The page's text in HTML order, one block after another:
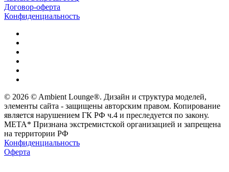
Договор-оферта
Конфиденциальность
© 2026 © Ambient Lounge®. Дизайн и структура моделей,
элементы сайта - защищены авторским правом. Копирование
является нарушением ГК РФ ч.4 и преследуется по закону.
МЕТА* Признана экстремистской организацией и запрещена
на территории РФ
Конфиденциальность
Оферта